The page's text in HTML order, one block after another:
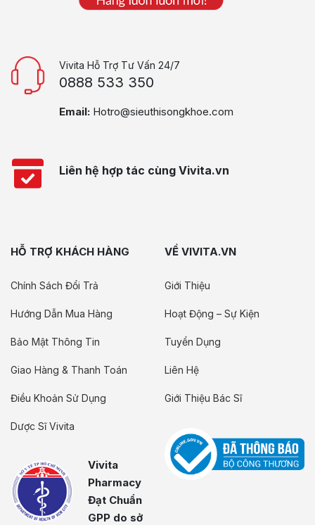
Vivita Hỗ Trợ Tư Vấn 24/7
0888 533 350
Email: Hotro@sieuthisongkhoe.com
Liên hệ hợp tác cùng Vivita.vn
HỖ TRỢ KHÁCH HÀNG
Chính Sách Đổi Trả
Hướng Dẫn Mua Hàng
Bảo Mật Thông Tin
Giao Hàng & Thanh Toán
Điều Khoản Sử Dụng
Dược Sĩ Vivita
Vivita
Pharmacy
Đạt Chuẩn
GPP do sở
VỀ VIVITA.VN
Giới Thiệu
Hoạt Động – Sự Kiện
Tuyển Dụng
Liên Hệ
Giới Thiệu Bác Sĩ